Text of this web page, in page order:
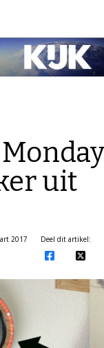
uit
2017
Deel dit artikel: